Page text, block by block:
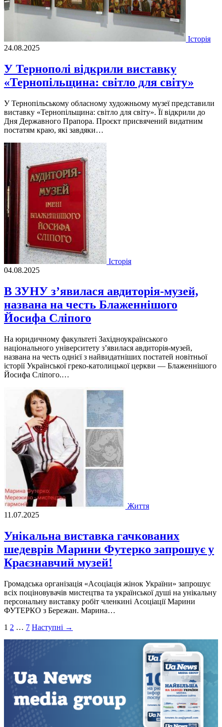
Історія
24.08.2025
У Тернополі відкрили виставку
«Тернопільщина: світло для світу»
У Тернопільському обласному художньому музеї представили
виставку «Тернопільщина: світло для світу». Її відкрили до
Дня Державного Прапора. Проєкт присвячений видатним
постатям краю, які завдяки…
Історія
04.08.2025
В ЗУНУ з’явилася авдиторія-музей,
названа на честь Блаженнішого
Йосифа Сліпого
На юридичному факультеті Західноукраїнського
національного університету з’явилася авдиторія-музей,
названа на честь однієї з найвидатніших постатей новітньої
історії Української греко-католицької церкви — Блаженнішого
Йосифа Сліпого.…
Життя
11.07.2025
Унікальна виставка гачкованих
шедеврів Марини Футерко запрошує у
Краєзнавчий музей!
Громадська організація «Асоціація жінок України» запрошує
всіх поціновувачів мистецтва та української душі на унікальну
персональну виставку робіт членкині Асоціації Марини
ФУТЕРКО з Бережан. Марина…
Пагінація
записів
1 2 … 7 Наступні →